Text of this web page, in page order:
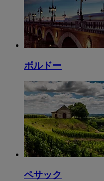
ボルドー
ペサック